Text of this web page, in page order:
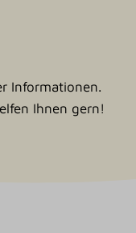
Informationen.
Ihnen gern!